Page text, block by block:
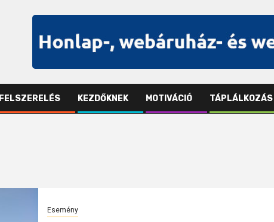
FELSZERELÉS KEZDŐKNEK MOTIVÁCIÓ TÁPLÁLKOZÁS
Esemény